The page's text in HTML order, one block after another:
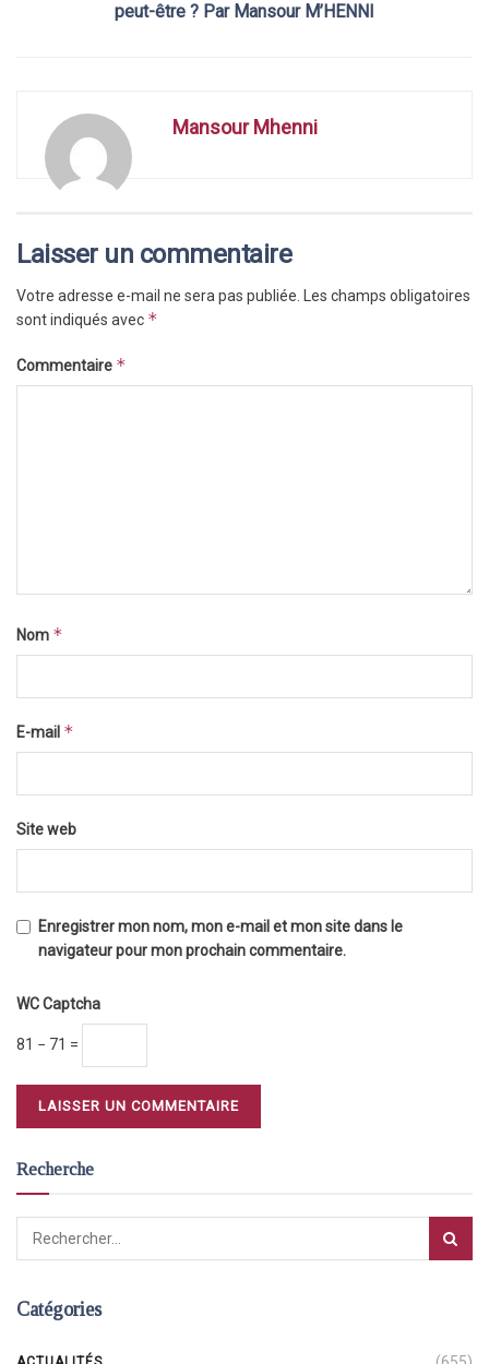
peut-être ? Par Mansour M’HENNI
Mansour Mhenni
Laisser un commentaire
Votre adresse e-mail ne sera pas publiée. Les champs obligatoires
sont indiqués avec *
Commentaire *
Nom *
E-mail *
Site web
Enregistrer mon nom, mon e-mail et mon site dans le
navigateur pour mon prochain commentaire.
WC Captcha
81 − 71 =
Recherche
Catégories